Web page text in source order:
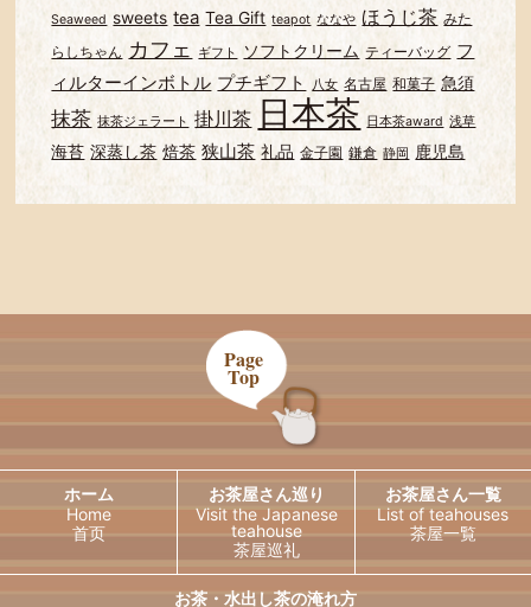
Seaweed sweets tea Tea Gift teapot ななや ほうじ茶 みた
らしちゃん カフェ ギフト ソフトクリーム ティーバッグ フ
ィルターインボトル プチギフト 八女 名古屋 和菓子 急須
抹茶 抹茶ジェラート 掛川茶 日本茶 日本茶award 浅草
海苔 深蒸し茶 焙茶 狭山茶 礼品 金子園 鎌倉 静岡 鹿児島
ホーム
Home
首页
お茶屋さん巡り
Visit the Japanese
teahouse
茶屋巡礼
お茶屋さん一覧
List of teahouses
茶屋一覧
お茶・水出し茶の淹れ方
Page
Top